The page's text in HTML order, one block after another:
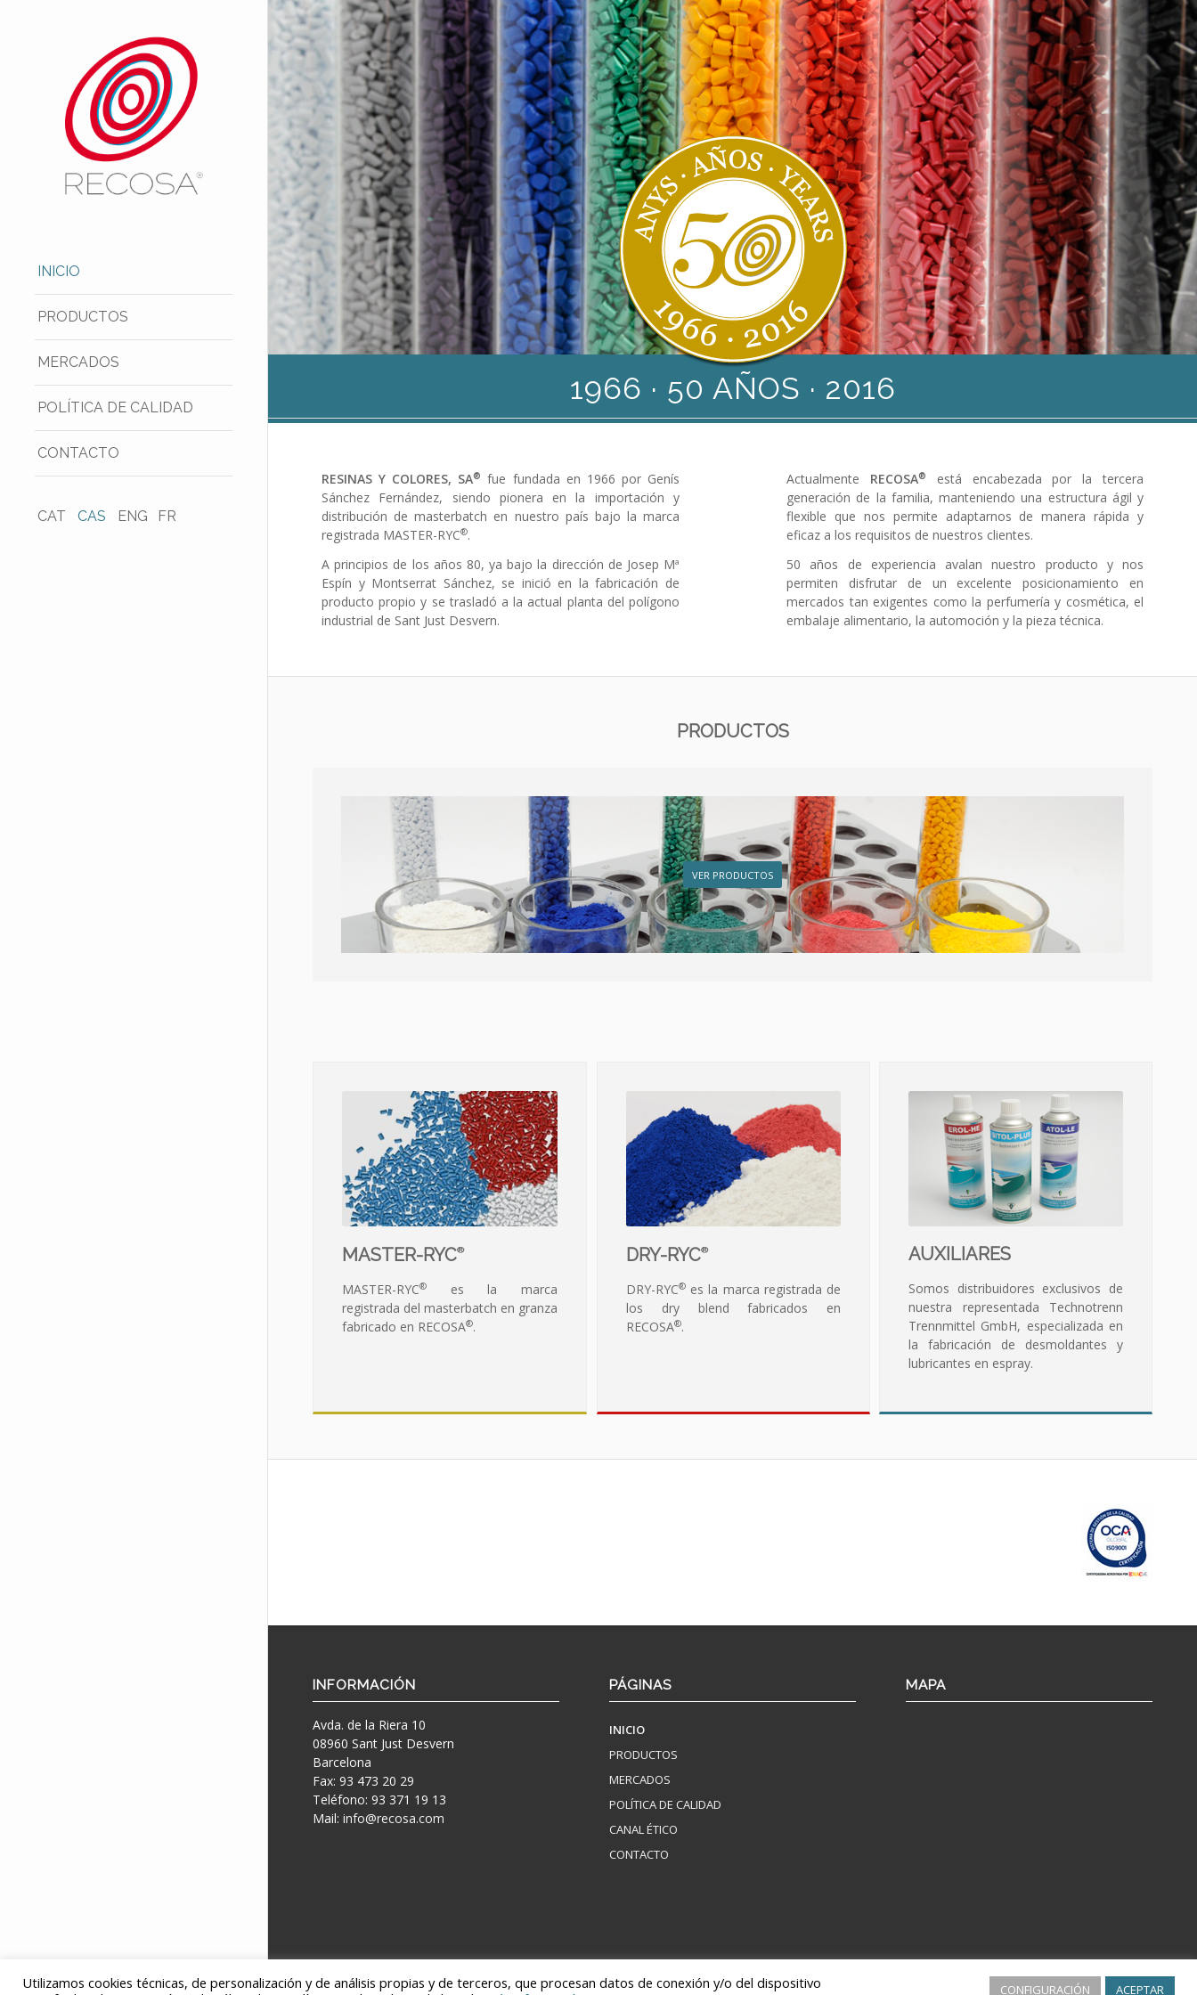
INICIO
PRODUCTOS
MERCADOS
POLÍTICA DE CALIDAD
CONTACTO
CAT CAS ENG FR
1966 · 50 AÑOS · 2016
RESINAS Y COLORES, SA® fue fundada en 1966 por Genís
Sánchez Fernández, siendo pionera en la importación y
distribución de masterbatch en nuestro país bajo la marca
registrada MASTER-RYC®.
A principios de los años 80, ya bajo la dirección de Josep Mª
Espín y Montserrat Sánchez, se inició en la fabricación de
producto propio y se trasladó a la actual planta del polígono
industrial de Sant Just Desvern.
Actualmente RECOSA®
está encabezada por la tercera
generación de la familia, manteniendo una estructura ágil y
flexible que nos permite adaptarnos de manera rápida y
eficaz a los requisitos de nuestros clientes.
50 años de experiencia avalan nuestro producto y nos
permiten disfrutar de un excelente posicionamiento en
mercados tan exigentes como la perfumería y cosmética, el
embalaje alimentario, la automoción y la pieza técnica.
PRODUCTOS
VER PRODUCTOS
MASTER-RYC®
MASTER-RYC®
es la marca
registrada del masterbatch en granza
fabricado en RECOSA®.
DRY-RYC®
DRY-RYC® es la marca registrada de
los dry blend fabricados en
RECOSA®.
AUXILIARES
Somos distribuidores exclusivos de
nuestra representada Technotrenn
Trennmittel GmbH, especializada en
la fabricación de desmoldantes y
lubricantes en espray.
INFORMACIÓN
Avda. de la Riera 10
08960 Sant Just Desvern
Barcelona
Fax: 93 473 20 29
Teléfono: 93 371 19 13
Mail: info@recosa.com
PÁGINAS
INICIO
PRODUCTOS
MERCADOS
POLÍTICA DE CALIDAD
CANAL ÉTICO
CONTACTO
MAPA
Utilizamos cookies técnicas, de personalización y de análisis propias y de terceros, que procesan datos de conexión y/o del dispositivo
CONFIGURACIÓN ACEPTAR